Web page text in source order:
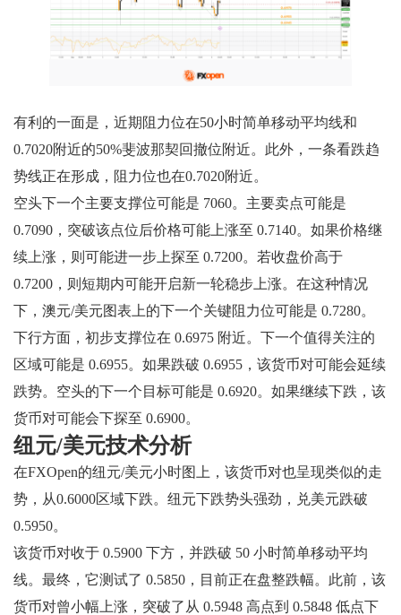
有利的一面是，近期阻力位在50小时简单移动平均线和
0.7020附近的50%斐波那契回撤位附近。此外，一条看跌趋
势线正在形成，阻力位也在0.7020附近。
空头下一个主要支撑位可能是 7060。主要卖点可能是
0.7090，突破该点位后价格可能上涨至 0.7140。如果价格继
续上涨，则可能进一步上探至 0.7200。若收盘价高于
0.7200，则短期内可能开启新一轮稳步上涨。在这种情况
下，澳元/美元图表上的下一个关键阻力位可能是 0.7280。
下行方面，初步支撑位在 0.6975 附近。下一个值得关注的
区域可能是 0.6955。如果跌破 0.6955，该货币对可能会延续
跌势。空头的下一个目标可能是 0.6920。如果继续下跌，该
货币对可能会下探至 0.6900。
纽元/美元技术分析
在FXOpen的纽元/美元小时图上，该货币对也呈现类似的走
势，从0.6000区域下跌。纽元下跌势头强劲，兑美元跌破
0.5950。
该货币对收于 0.5900 下方，并跌破 50 小时简单移动平均
线。最终，它测试了 0.5850，目前正在盘整跌幅。此前，该
货币对曾小幅上涨，突破了从 0.5948 高点到 0.5848 低点下